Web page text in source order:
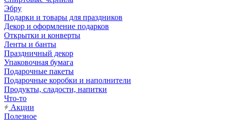
Эбру
Подарки и товары для праздников
Декор и оформление подарков
Открытки и конверты
Ленты и банты
Праздничный декор
Упаковочная бумага
Подарочные пакеты
Подарочные коробки и наполнители
Продукты, сладости, напитки
Что-то
Акции
Полезное